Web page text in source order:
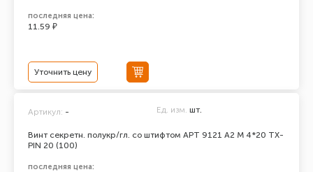
последняя цена:
11.59 ₽
Уточнить цену
Винт секретн. полукр/гл. со штифтом АРТ 9121 А2 M 4*20 TX-
PIN 20 (100)
Артикул: - Ед. изм. шт.
последняя цена: